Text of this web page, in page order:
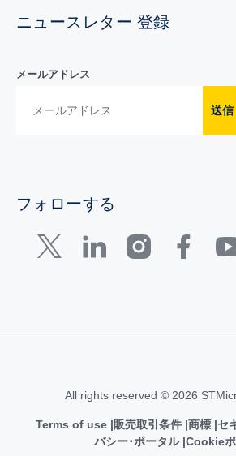
ニュースレター 登録
メールアドレス
送信
フォローする
All rights reserved © 2026
Terms of use 販売取引条件 商標 セ
バシー･ポータル Cookie